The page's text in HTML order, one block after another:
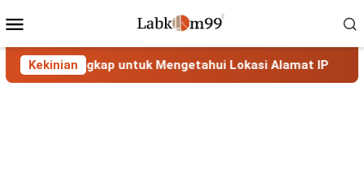
to
Menu
Kekinian
Lengkap untuk Mengetahui Lokasi Alamat IP